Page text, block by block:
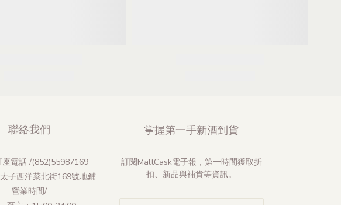
聯絡我們
座電話 /(852)55987169
子西洋菜北街169號地鋪
營業時間/
掌握第一手新酒到貨
訂閱MaltCask電子報，第一時間獲取折
扣、新品與補貨等資訊。